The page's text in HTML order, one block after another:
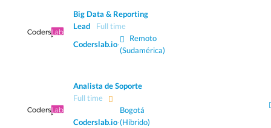
Big Data & Reporting
Lead
Full time
Coderslab.io·
Remoto
(Sudamérica)
Analista de Soporte
Full time
Coderslab.io·
Bogotá
(Híbrido)